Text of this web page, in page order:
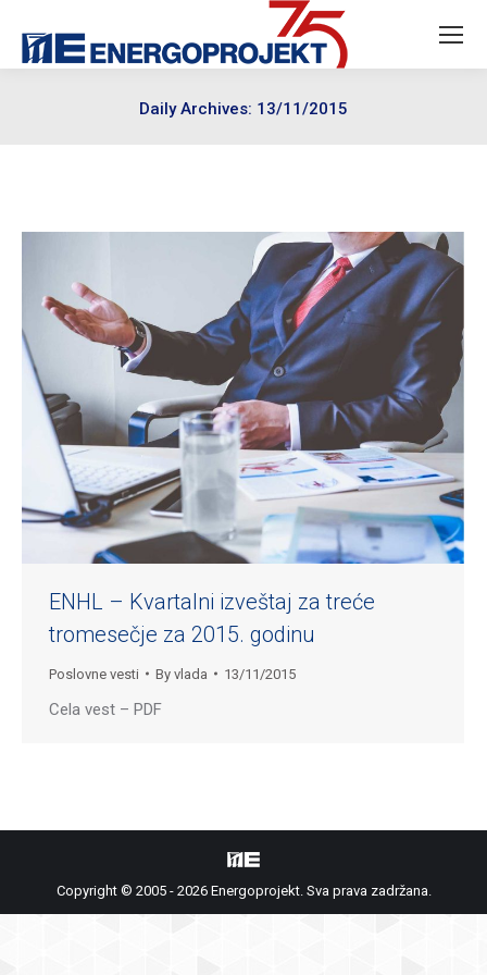
Daily Archives: 13/11/2015
ENHL – Kvartalni izveštaj za treće
tromesečje za 2015. godinu
Poslovne vesti By vlada 13/11/2015
Cela vest – PDF
Copyright © 2005 - 2026 Energoprojekt. Sva prava zadržana.